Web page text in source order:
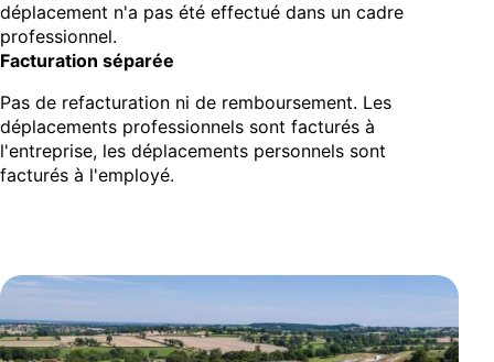
déplacement n'a pas été effectué dans un cadre
professionnel.
Facturation séparée
Pas de refacturation ni de remboursement. Les
déplacements professionnels sont facturés à
l'entreprise, les déplacements personnels sont
facturés à l'employé.